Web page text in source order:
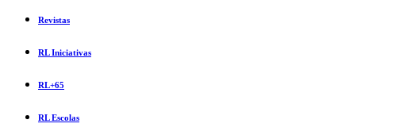
Revistas
RL Iniciativas
RL+65
RL Escolas